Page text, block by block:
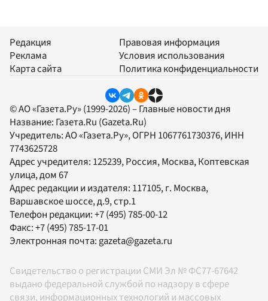
Редакция
Реклама
Карта сайта
Правовая информация
Условия использования
Политика конфиденциальности
© АО «Газета.Ру» (1999-2026) – Главные новости дня
Название: Газета.Ru (Gazeta.Ru)
Учредитель:АО «Газета.Ру», ОГРН 1067761730376, ИНН
7743625728
Адрес учредителя: 125239, Россия, Москва, Коптевская
улица, дом 67
Адрес редакции и издателя: 117105, г. Москва,
Варшавское шоссе, д.9, стр.1
Телефон редакции:+7 (495) 785-00-12
Факс:+7 (495) 785-17-01
Электронная почта: gazeta@gazeta.ru
Свидетельство о регистрации СМИ Эл № ФС77-67642
выдано федеральной службой по надзору в сфере
связи, информационных технологий и массовых